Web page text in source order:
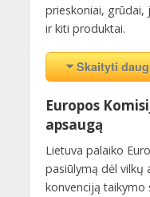
prieskoniai, grūdai,
ir kiti produktai.
Skaityti
Europos
apsaugą
Lietuva palaiko
pasiūlymą dėl vilkų
konvenciją taikymo